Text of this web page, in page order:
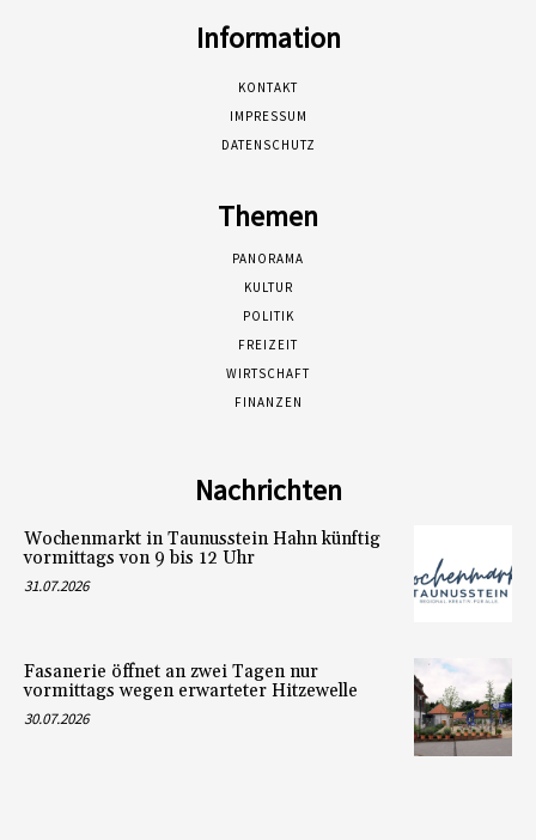
Information
KONTAKT
IMPRESSUM
DATENSCHUTZ
Themen
PANORAMA
KULTUR
POLITIK
FREIZEIT
WIRTSCHAFT
FINANZEN
Nachrichten
Wochenmarkt in Taunusstein Hahn künftig
vormittags von 9 bis 12 Uhr
31.07.2026
Fasanerie öffnet an zwei Tagen nur
vormittags wegen erwarteter Hitzewelle
30.07.2026